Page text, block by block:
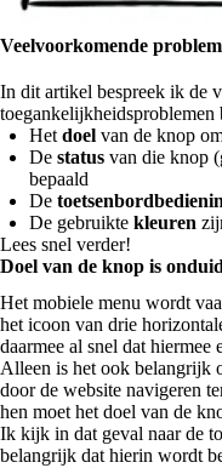
Veelvoorkomende
In dit artikel bespreek ik de
toegankelijkheidsproblemen
Het doel van de knop
De status van die knop
bepaald
De
De gebruikte kleuren
Lees snel verder!
Doel van de knop is
Het mobiele menu wordt
het icoon van drie
daarmee al snel dat
Alleen is het ook belangrijk
door de website navigeren
hen moet het doel van de
Ik kijk in dat geval naar de
belangrijk dat hierin wordt